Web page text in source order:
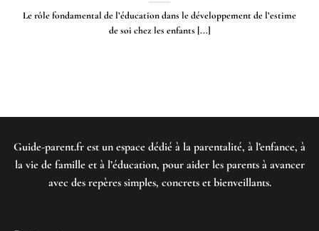
Le rôle fondamental de l’éducation dans le développement de l’estime
de soi chez les enfants [...]
Guide-parent.fr est un espace dédié à la parentalité, à l’enfance, à
la vie de famille et à l’éducation, pour aider les parents à avancer
avec des repères simples, concrets et bienveillants.